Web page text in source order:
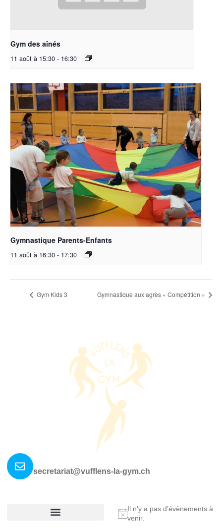
Gym des aînés
11 août à 15:30 - 16:30
Gymnastique Parents-Enfants
11 août à 16:30 - 17:30
Gym Kids 3 Gymnastique aux agrès « Compétition »
secretariat@vufflens-la-gym.ch
Notice
Il n’y a pas d’évènements à
venir.